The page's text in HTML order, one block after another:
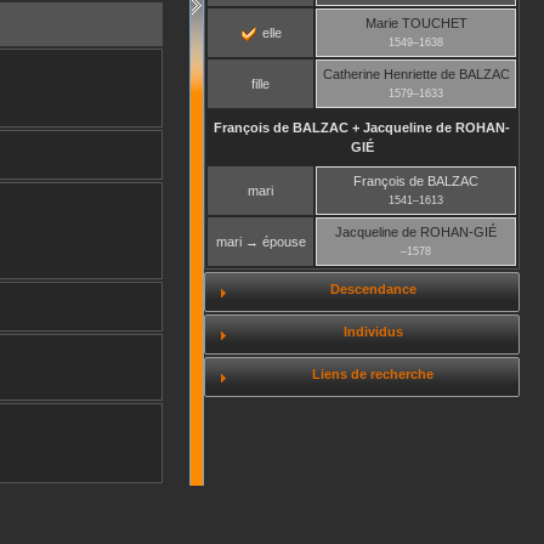
elle
MarieTOUCHET
1549–1638
fille
Catherine Henriettede BALZAC
1579–1633
François de BALZAC + Jacqueline de ROHAN-
GIÉ
mari
François de BALZAC
1541–1613
mari → épouse
Jacqueline de ROHAN-GIÉ
–1578
Descendance
Individus
Liens de recherche